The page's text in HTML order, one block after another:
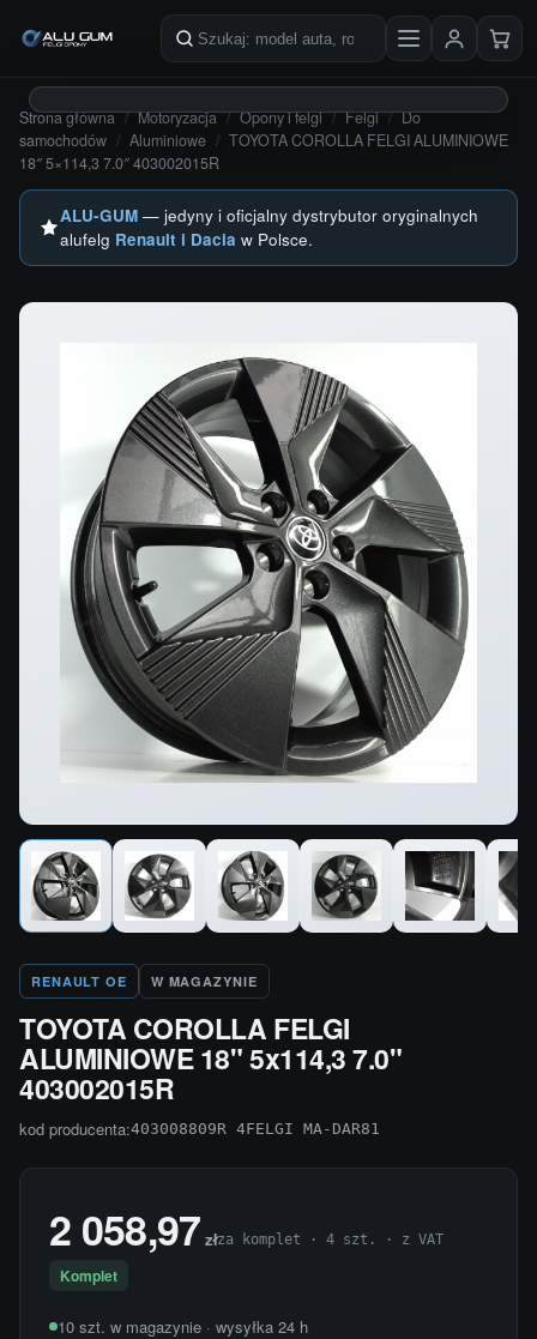
Szukaj produktów
Strona główna / Motoryzacja / Opony i felgi / Felgi / Do
samochodów / Aluminiowe / TOYOTA COROLLA FELGI ALUMINIOWE
18″ 5×114,3 7.0″ 403002015R
ALU-GUM — jedyny i oficjalny dystrybutor oryginalnych
alufelg Renault i Dacia w Polsce.
RENAULT OE W MAGAZYNIE
TOYOTA COROLLA FELGI
ALUMINIOWE 18" 5x114,3 7.0"
403002015R
kod producenta:403008809R 4FELGI MA-DAR81
2 058,97 złza komplet · 4 szt. · z VAT
Komplet
10 szt. w magazynie · wysyłka 24 h